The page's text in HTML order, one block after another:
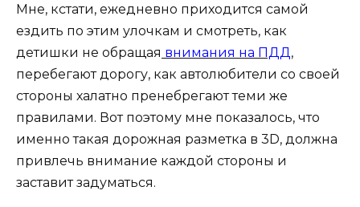
Мне, кстати, ежедневно приходится самой
ездить по этим улочкам и смотреть, как
детишки не обращая внимания на ПДД ,
перебегают дорогу, как автолюбители со своей
стороны халатно пренебрегают теми же
правилами. Вот поэтому мне показалось, что
именно такая дорожная разметка в 3D, должна
привлечь внимание каждой стороны и
заставит задуматься.